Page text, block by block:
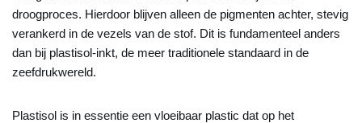
droogproces. Hierdoor blijven alleen de pigmenten achter, stevig
verankerd in de vezels van de stof. Dit is fundamenteel anders
dan bij plastisol-inkt, de meer traditionele standaard in de
zeefdrukwereld.
Plastisol is in essentie een vloeibaar plastic dat op het